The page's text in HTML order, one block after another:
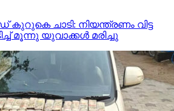
കുറുകെ ചാടി: നിയന്ത്രണം വിട്ട
മൂന്നു യുവാക്കള്‍ മരിച്ചു